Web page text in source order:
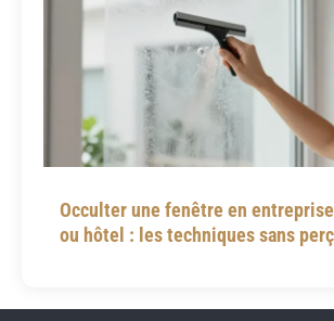
Occulter une fenêtre en
ou hôtel : les techniques sans